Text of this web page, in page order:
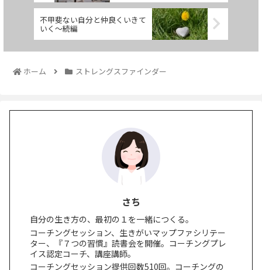
不甲斐ない自分と仲良くいきて
いく～続編
ホーム ストレングスファインダー
さち
自分の生き方の、最初の１を一緒につくる。
コーチングセッション、生きがいマップファシリテー
ター、『７つの習慣』読書会を開催。コーチングプレ
イス認定コーチ、講座講師。
コーチングセッション提供回数510回。コーチングの